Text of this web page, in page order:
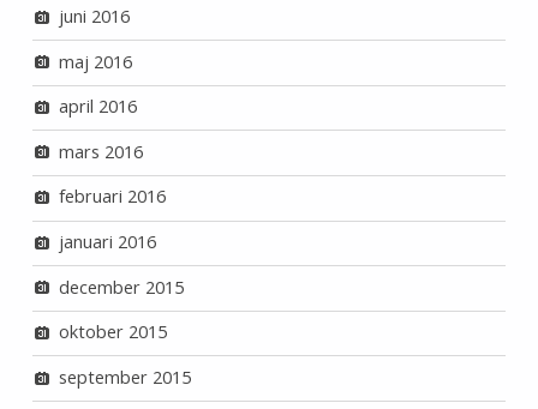
juni 2016
maj 2016
april 2016
mars 2016
februari 2016
januari 2016
december 2015
oktober 2015
september 2015